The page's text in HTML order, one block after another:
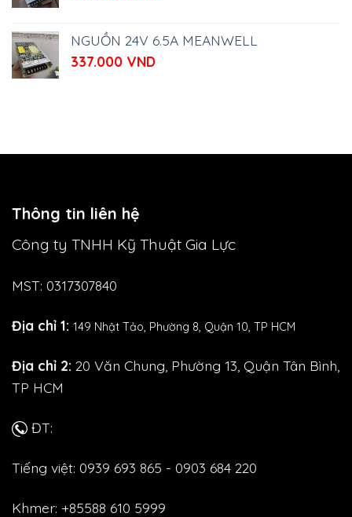
NGUỒN 24V 6.5A MEANWELL
337.000 VND
Thông tin liên hệ
Công ty TNHH Kỹ Thuật Gia Lực
MST: 0317307840
Địa chỉ 1: 149 Nhật Tảo, Phường 8, Quận 10, TP HCM
Địa chỉ 2: 20 Văn Chung, Phường 13, Quận Tân Bình,
TP HCM
ĐT:
Tiếng việt: 0939 693 865 - 0903 684 220
Khmer: +85588 610 5999